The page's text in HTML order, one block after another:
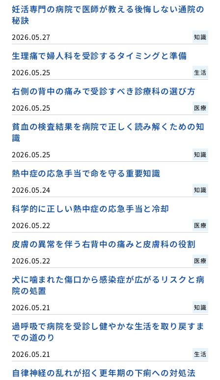
妊活専門の病院で医師が教える後悔しない通院の
秘訣
2026.05.27 知識
生理痛で婦人科を受診するタイミングと準備
2026.05.25 生活
右側の背中の痛みで受診すべき診療科の選び方
2026.05.25 医療
貧血の検査結果を病院で正しく読み解くための知
識
2026.05.25 知識
熱中症の応急手当で命を守る重要知識
2026.05.24 知識
科学的に正しい熱中症の応急手当と冷却
2026.05.22 医療
皮膚の異常を伴う右背中の痛みと皮膚科の役割
2026.05.22 医療
犬に噛まれた傷口から感染症が広がるリスクと病
院の処置
2026.05.21 知識
過呼吸で病院を受診し健やかな生活を取り戻すま
での道のり
2026.05.21 生活
自律神経の乱れが招く更年期の下痢への対処法